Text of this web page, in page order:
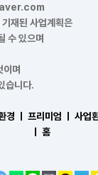
재된 사업계획은
수 있으며
며
습니다.
경 ㅣ 프리미엄 ㅣ 사업
홈